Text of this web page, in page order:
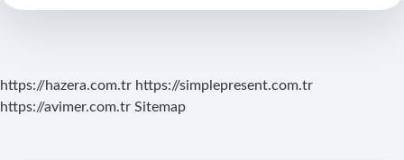
https://hazera.com.tr https://simplepresent.com.tr
https://avimer.com.tr Sitemap